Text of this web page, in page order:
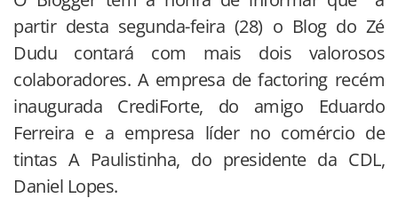
partir desta segunda-feira (28) o Blog do Zé
Dudu contará com mais dois valorosos
colaboradores. A empresa de factoring recém
inaugurada CrediForte, do amigo Eduardo
Ferreira e a empresa líder no comércio de
tintas A Paulistinha, do presidente da CDL,
Daniel Lopes.